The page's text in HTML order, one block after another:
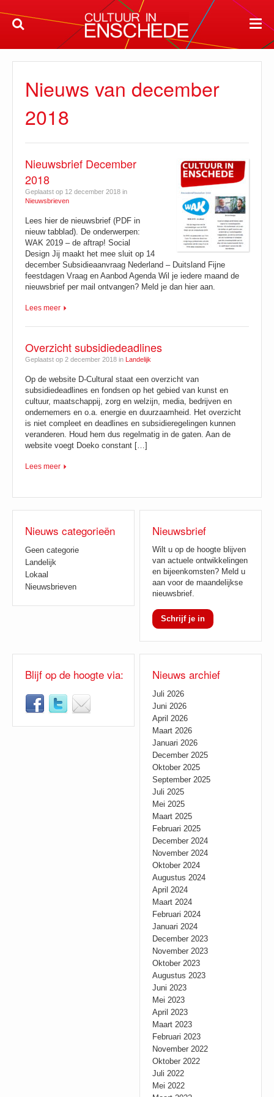
Nieuws van december
2018
Nieuwsbrief December
2018
Geplaatst op 12 december 2018 in
Nieuwsbrieven
Lees hier de nieuwsbrief (PDF in
nieuw tabblad). De onderwerpen:
WAK 2019 – de aftrap! Social
Design Jij maakt het mee sluit op 14
december Subsidieaanvraag Nederland – Duitsland Fijne
feestdagen Vraag en Aanbod Agenda Wil je iedere maand de
nieuwsbrief per mail ontvangen? Meld je dan hier aan.
Lees meer
Overzicht subsidiedeadlines
Geplaatst op 2 december 2018 in Landelijk
Op de website D-Cultural staat een overzicht van
subsidiedeadlines en fondsen op het gebied van kunst en
cultuur, maatschappij, zorg en welzijn, media, bedrijven en
ondernemers en o.a. energie en duurzaamheid. Het overzicht
is niet compleet en deadlines en subsidieregelingen kunnen
veranderen. Houd hem dus regelmatig in de gaten. Aan de
website voegt Doeko constant […]
Lees meer
Nieuws categorieën
Geen categorie
Landelijk
Lokaal
Nieuwsbrieven
Nieuwsbrief
Wilt u op de hoogte blijven
van actuele ontwikkelingen
en bijeenkomsten? Meld u
aan voor de maandelijkse
nieuwsbrief.
Schrijf je in
Blijf op de hoogte via: Nieuws archief
Juli 2026
Juni 2026
April 2026
Maart 2026
Januari 2026
December 2025
Oktober 2025
September 2025
Juli 2025
Mei 2025
Maart 2025
Februari 2025
December 2024
November 2024
Oktober 2024
Augustus 2024
April 2024
Maart 2024
Februari 2024
Januari 2024
December 2023
November 2023
Oktober 2023
Augustus 2023
Juni 2023
Mei 2023
April 2023
Maart 2023
Februari 2023
November 2022
Oktober 2022
Juli 2022
Mei 2022